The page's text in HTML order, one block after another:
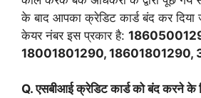
के बाद आपका क्रेडिट कार्ड बंद कर दिया
केयर नंबर इस प्रकार है:
18001801290, 18601801290,
Q. एसबीआई क्रेडिट कार्ड को बंद करने के